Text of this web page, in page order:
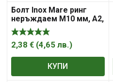
Болт Inox Mare ринг
неръждаем M10 мм, A2,
1.5 мм, DIN 580
2,38 € (4,65 лв.)
КУПИ